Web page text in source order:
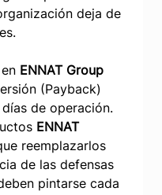
deja de
ENNAT Group
(Payback)
de operación.
ENNAT
reemplazarlos
de las defensas
pintarse cada